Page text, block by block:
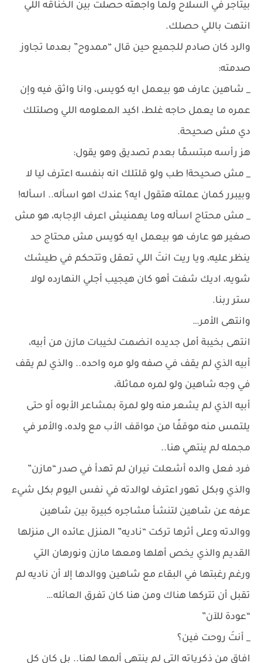
بيتاجر في السلاح ولما واجهته حصلت بين الخناقه اللي
انتهت باللي حصلك.
والرد كان صادم للجميع حين قال “ممدوح” بعدما تجاوز
صدمته:
_ شاهين عارف هو بيعمل ايه كويس، وانا واثق فيه وإن
عمره ما يعمل حاجه غلط، اكيد المعلومه اللي وصلتلك
دي مش صحيحة.
هز رأسه مبتسمًا بعدم تصديق وهو يقول:
_ مش صحيحة! طب ولو قلتلك انه بنفسه اعترف ليا لا
وبيبرر كمان عملته هتقول ايه؟ عندك اهو اسأله.. اسأله!
_ مش محتاج اسأله وما يهمنيش اعرف الإجابه، هو مش
صغير هو عارف هو بيعمل ايه كويس مش محتاج حد
ينظر عليه، ويا ريت انتَ اللي تعقل وتتحكم في طيشك
شويه، اديك شفت أهو كان هيجيب أجلي النهارده لولا
ستر ربنا.
وانتهى الأمر…
انتهى بخيبة أمل جديده انضمت لخيبات مازن من أبيه،
أبيه الذي لم يقف في صفه ولو مره واحده.. والذي لم يقف
في وجه شاهين ولو لمره مماثلة،
أبيه الذي لم يشعر منه ولو لمرة بمشاعر الأبوه أو حتى
يلتمس منه موقفًا من مواقف الأب مع ولده، والأمر في
مجمله لم ينتهي هنا..
فرد فعل والده أشعلت نيران لم تهدأ في صدر “مازن”
والذي وبكل تهور اعترف لوالدته في نفس اليوم بكل شيء
عرفه عن شاهين لتنشأ مشاجره كبيرة بين شاهين
ووالدته وعلى أثرها تركت “ناديه” المنزل عائده الى منزلها
القديم والذي يخص أهلها ومعها مازن ونورهان التي
ورغم رغبتها في البقاء مع شاهين ووالدها إلا أن ناديه لم
تقبل أن تتركها هناك ومن هنا كان تفرق العائله…
“عودة للآن”
_ أنتَ روحت فين؟
افاق من ذكرياته التي لم ينتهي ألمها لهنا.. بل كان كل